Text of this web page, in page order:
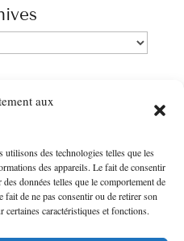
aux
des technologies telles que les
des appareils. Le fait de consentir
données telles que le comportement de
de ne pas consentir ou de retirer son
caractéristiques et fonctions.
email :